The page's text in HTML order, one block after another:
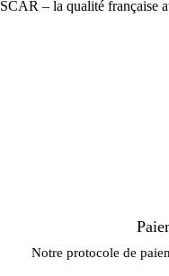
SCAR – la qualité française
Notre protocole de